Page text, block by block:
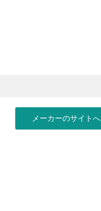
メーカーのサイトへ